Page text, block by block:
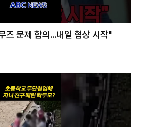
즈 문제 합의...내일 협상 시작"